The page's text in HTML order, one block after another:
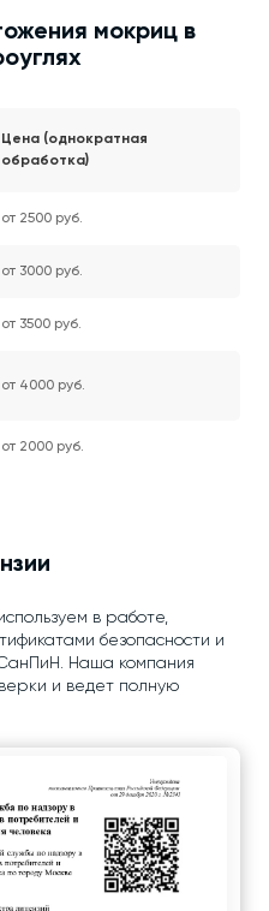
мокриц в
Цена (однократная
обработка)
от 2500 руб.
от 3000 руб.
от 3500 руб.
от 4000 руб.
от 2000 руб.
в работе,
безопасности и
Наша компания
и ведет полную